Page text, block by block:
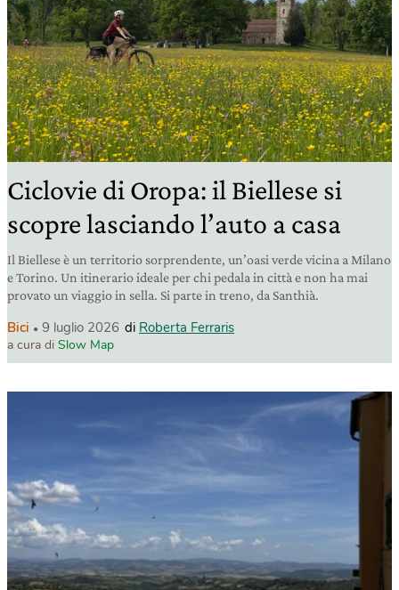
Ciclovie di Oropa: il Biellese si
scopre lasciando l’auto a casa
Il Biellese è un territorio sorprendente, un’oasi verde vicina a Milano
e Torino. Un itinerario ideale per chi pedala in città e non ha mai
provato un viaggio in sella. Si parte in treno, da Santhià.
Bici 9 luglio 2026 di Roberta Ferraris
a cura di Slow Map